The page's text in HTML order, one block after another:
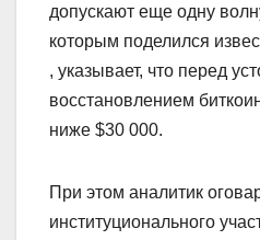
допускают еще одну
которым поделился
, указывает, что перед
восстановлением
ниже $30 000.
При этом аналитик
институционального